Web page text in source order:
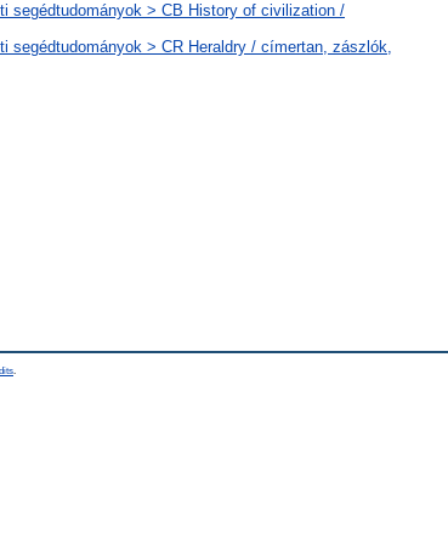
segédtudományok > CB History of civilization /
segédtudományok > CR Heraldry / címertan, zászlók,